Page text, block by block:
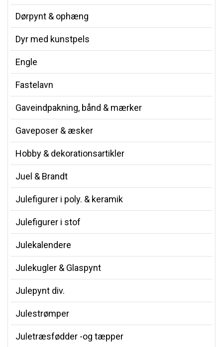
Dørpynt & ophæng
Dyr med kunstpels
Engle
Fastelavn
Gaveindpakning, bånd & mærker
Gaveposer & æsker
Hobby & dekorationsartikler
Juel & Brandt
Julefigurer i poly. & keramik
Julefigurer i stof
Julekalendere
Julekugler & Glaspynt
Julepynt div.
Julestrømper
Juletræsfødder -og tæpper